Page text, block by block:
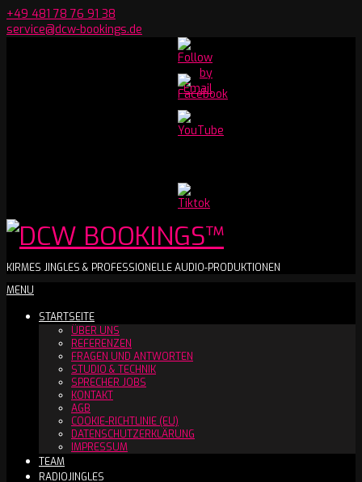
Skip
to
+49 481 78 76 91 38
service@dcw-bookings.de
Youtube
Channel
DCW
BOOKINGS™
KIRMES JINGLES & PROFESSIONELLE AUDIO-PRODUKTIONEN
Secondary
Menu
MENU
STARTSEITE
ÜBER UNS
REFERENZEN
FRAGEN UND ANTWORTEN
STUDIO & TECHNIK
SPRECHER JOBS
KONTAKT
AGB
COOKIE-RICHTLINIE (EU)
DATENSCHUTZERKLÄRUNG
IMPRESSUM
TEAM
RADIOJINGLES